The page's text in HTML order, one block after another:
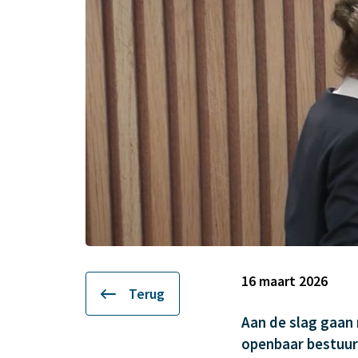
Terug
16 maart 2026
Aan de slag
openbaar